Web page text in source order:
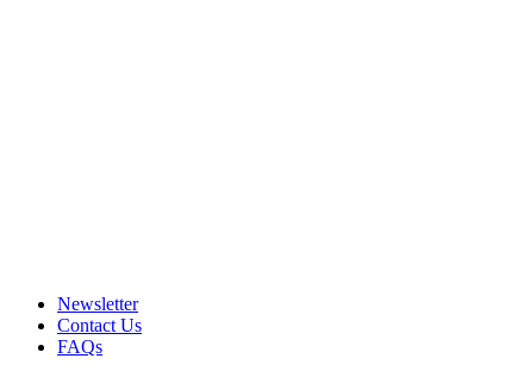
Newsletter
Contact Us
FAQs